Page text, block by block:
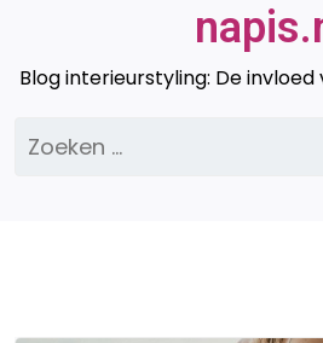
Blog interieurstyling: De
naar: